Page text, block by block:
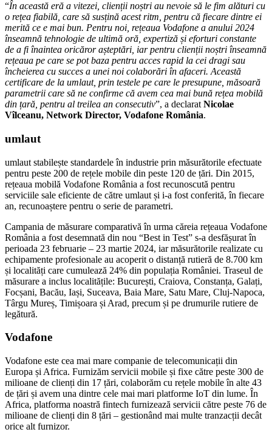
“În această eră a vitezei, clienții noștri au nevoie să le fim alături cu
o rețea fiabilă, care să susțină acest ritm, pentru că fiecare dintre ei
merită ce e mai bun. Pentru noi, rețeaua Vodafone a anului 2024
înseamnă tehnologie de ultimă oră, expertiză și eforturi constante
de a fi înaintea oricăror așteptări, iar pentru clienții noștri înseamnă
rețeaua pe care se pot baza pentru acces rapid la cei dragi sau
încheierea cu succes a unei noi colaborări în afaceri. Această
certificare de la umlaut, prin testele pe care le presupune, măsoară
parametrii care să ne confirme că avem cea mai bună rețea mobilă
din țară, pentru al treilea an consecutiv”, a declarat Nicolae
Vîlceanu, Network Director, Vodafone România.
umlaut
umlaut stabilește standardele în industrie prin măsurătorile efectuate
pentru peste 200 de rețele mobile din peste 120 de țări. Din 2015,
rețeaua mobilă Vodafone România a fost recunoscută pentru
serviciile sale eficiente de către umlaut și i-a fost conferită, în fiecare
an, recunoaștere pentru o serie de parametri.
Campania de măsurare comparativă în urma căreia rețeaua Vodafone
România a fost desemnată din nou “Best in Test” s-a desfășurat în
perioada 23 februarie – 23 martie 2024, iar măsurătorile realizate cu
echipamente profesionale au acoperit o distanță rutieră de 8.700 km
și localități care cumulează 24% din populația României. Traseul de
măsurare a inclus localitățile: București, Craiova, Constanța, Galați,
Focșani, Bacău, Iași, Suceava, Baia Mare, Satu Mare, Cluj-Napoca,
Târgu Mureș, Timișoara și Arad, precum și pe drumurile rutiere de
legătură.
Vodafone
Vodafone este cea mai mare companie de telecomunicații din
Europa și Africa. Furnizăm servicii mobile și fixe către peste 300 de
milioane de clienți din 17 țări, colaborăm cu rețele mobile în alte 43
de țări și avem una dintre cele mai mari platforme IoT din lume. În
Africa, platforma noastră fintech furnizează servicii către peste 76 de
milioane de clienți din 8 țări – gestionând mai multe tranzacții decât
orice alt furnizor.